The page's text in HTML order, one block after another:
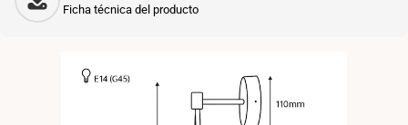
Ficha técnica del producto